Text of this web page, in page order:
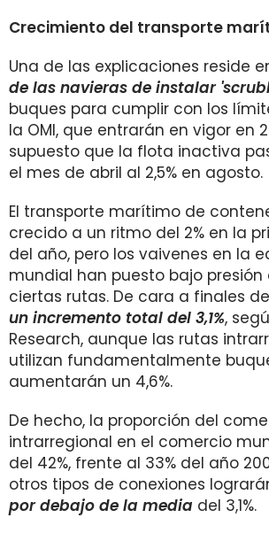
Crecimiento del transporte
Una de las explicaciones reside
de las navieras de instalar
buques para cumplir con los
la OMI, que entrarán en vigor en
supuesto que la flota inactiva
el mes de abril al 2,5% en agosto.
El transporte marítimo de
crecido a un ritmo del 2% en la
del año, pero los vaivenes en la
mundial han puesto bajo
ciertas rutas. De cara a finales
un incremento total del 3,1%,
Research, aunque las rutas
utilizan fundamentalmente
aumentarán un 4,6%.
De hecho, la proporción del
intrarregional en el comercio
del 42%, frente al 33% del año
otros tipos de conexiones
por debajo de la media del 3,1%.